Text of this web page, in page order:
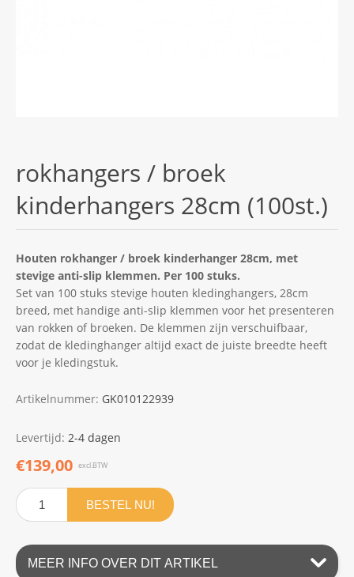
rokhangers / broek
kinderhangers 28cm (100st.)
Houten rokhanger / broek kinderhanger 28cm, met
stevige anti-slip klemmen. Per 100 stuks.
Set van 100 stuks stevige houten kledinghangers, 28cm
breed, met handige anti-slip klemmen voor het presenteren
van rokken of broeken. De klemmen zijn verschuifbaar,
zodat de kledinghanger altijd exact de juiste breedte heeft
voor je kledingstuk.
Artikelnummer: GK010122939
Levertijd: 2-4 dagen
€139,00 excl.BTW
BESTEL NU!
MEER INFO OVER DIT ARTIKEL